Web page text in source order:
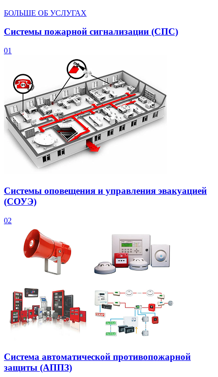
БОЛЬШЕ ОБ УСЛУГАХ
Системы пожарной сигнализации (СПС)
01
Системы оповещения и управления эвакуацией
(СОУЭ)
02
Система автоматической противопожарной
защиты (АППЗ)